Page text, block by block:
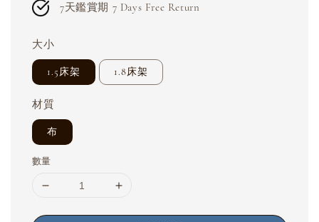
7天鑑賞期 7 Days Free Return
大小
1.5床架 1.8床架
材質
布
數量